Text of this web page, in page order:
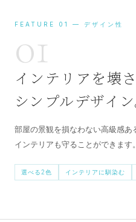
FEATURE 01 — デザイン性
01
インテリアを壊さ
シンプルデザイン
部屋の景観を損なわない高級感あ
インテリアも守ることができます。
選べる2色 インテリアに馴染む